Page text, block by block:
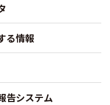
る情報
告システム